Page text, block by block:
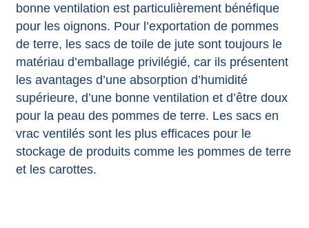
bonne ventilation est particulièrement bénéfique
pour les oignons. Pour l’exportation de pommes
de terre, les sacs de toile de jute sont toujours le
matériau d’emballage privilégié, car ils présentent
les avantages d’une absorption d’humidité
supérieure, d’une bonne ventilation et d’être doux
pour la peau des pommes de terre. Les sacs en
vrac ventilés sont les plus efficaces pour le
stockage de produits comme les pommes de terre
et les carottes.